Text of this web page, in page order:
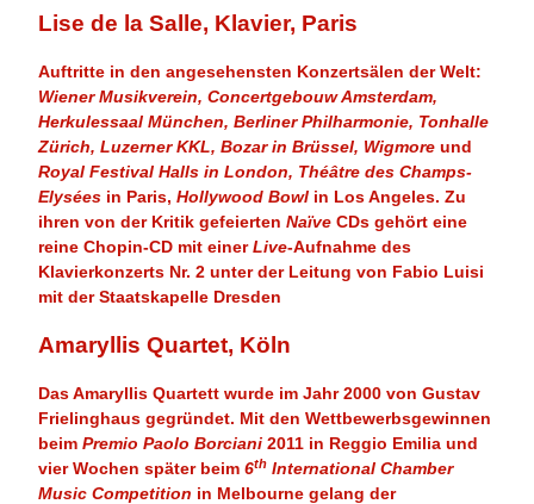
Lise de la Salle, Klavier, Paris
Auftritte in den angesehensten Konzertsälen der Welt:
Wiener Musikverein, Concertgebouw Amsterdam,
Herkulessaal München, Berliner Philharmonie, Tonhalle
Zürich, Luzerner KKL, Bozar in Brüssel, Wigmore und
Royal Festival Halls in London, Théâtre des Champs-
Elysées in Paris, Hollywood Bowl in Los Angeles. Zu
ihren von der Kritik gefeierten Naïve CDs gehört eine
reine Chopin-CD mit einerLive-Aufnahme des
Klavierkonzerts Nr. 2 unter der Leitung von Fabio Luisi
mit der Staatskapelle Dresden
Amaryllis Quartet, Köln
Das Amaryllis Quartett wurde im Jahr 2000 von Gustav
Frielinghaus gegründet. Mit den Wettbewerbsgewinnen
beim Premio Paolo Borciani 2011 in Reggio Emilia und
vier Wochen später beim 6th International Chamber
Music Competition in Melbourne gelang der